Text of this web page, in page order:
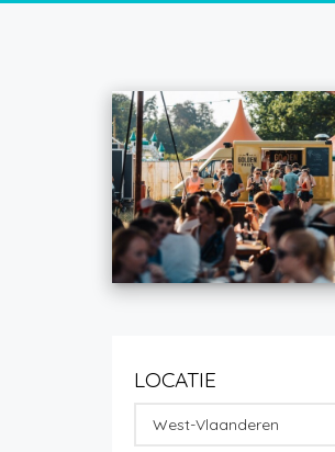
LOCATIE
West-Vlaanderen